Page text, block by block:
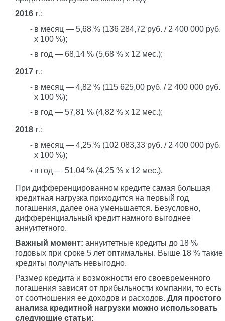
2016 г.:
в месяц — 5,68 % (136 284,72 руб. / 2 400 000 руб.
x 100 %);
в год — 68,14 % (5,68 % x 12 мес.);
2017 г.:
в месяц — 4,82 % (115 625,00 руб. / 2 400 000 руб.
x 100 %);
в год — 57,81 % (4,82 % x 12 мес.);
2018 г.:
в месяц — 4,25 % (102 083,33 руб. / 2 400 000 руб.
x 100 %);
в год — 51,04 % (4,25 % x 12 мес.).
При дифференцированном кредите самая большая
кредитная нагрузка приходится на первый год
погашения, далее она уменьшается. Безусловно,
дифференциальный кредит намного выгоднее
аннуитетного.
Важный момент: аннуитетные кредиты до 18 %
годовых при сроке 5 лет оптимальны. Выше 18 % такие
кредиты получать невыгодно.
Размер кредита и возможности его своевременного
погашения зависят от прибыльности компании, то есть
от соотношения ее доходов и расходов. Для простого
анализа кредитной нагрузки можно использовать
следующие статьи: